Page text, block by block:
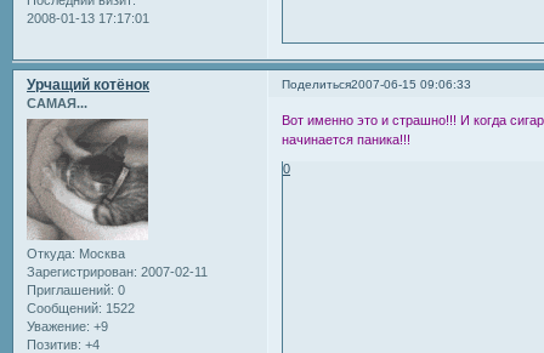
2008-01-13 17:17:01
Поделиться2007-06-15 09:06:33
Урчащий котёнок
САМАЯ...
Откуда: Москва
Зарегистрирован: 2007-02-11
Приглашений: 0
Сообщений: 1522
Уважение: +9
Позитив: +4
Вот именно это и страшно!!! И когда
начинается паника!!!
0